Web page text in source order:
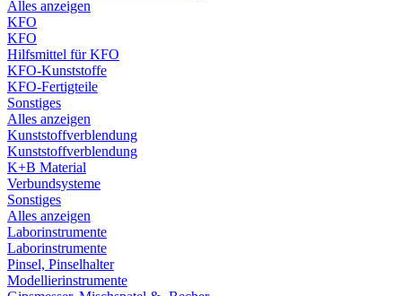
Alles anzeigen
KFO
KFO
Hilfsmittel für KFO
KFO-Kunststoffe
KFO-Fertigteile
Sonstiges
Alles anzeigen
Kunststoffverblendung
Kunststoffverblendung
K+B Material
Verbundsysteme
Sonstiges
Alles anzeigen
Laborinstrumente
Laborinstrumente
Pinsel, Pinselhalter
Modellierinstrumente